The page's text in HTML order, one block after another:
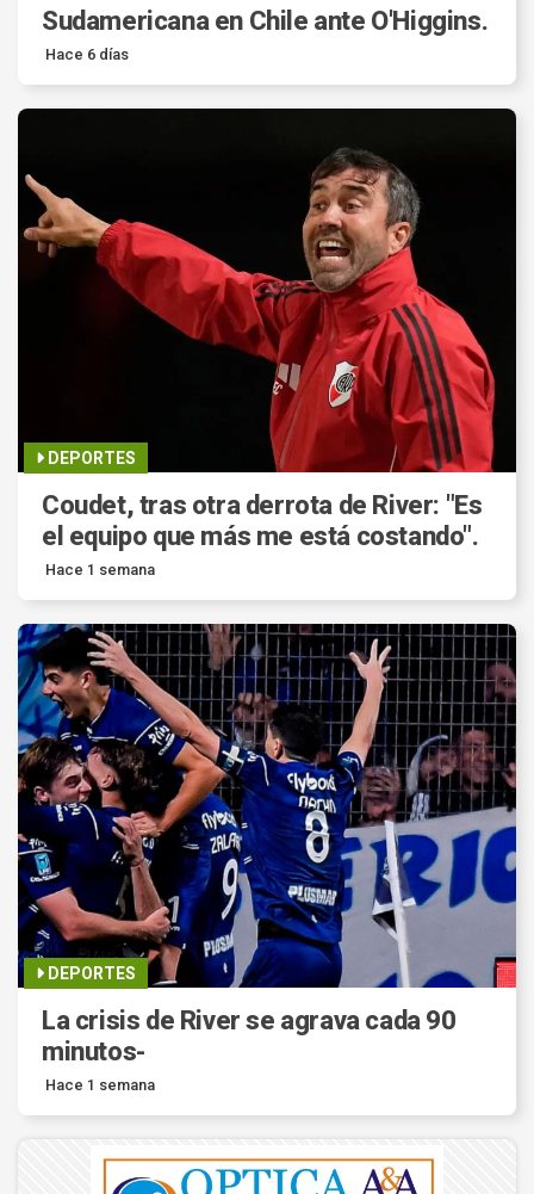
Sudamericana en Chile ante O'Higgins.
Hace 6 días
DEPORTES
Coudet, tras otra derrota de River: "Es
el equipo que más me está costando".
Hace 1 semana
DEPORTES
La crisis de River se agrava cada 90
minutos-
Hace 1 semana